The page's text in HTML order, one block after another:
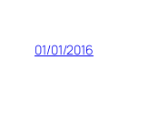
01/01/2016